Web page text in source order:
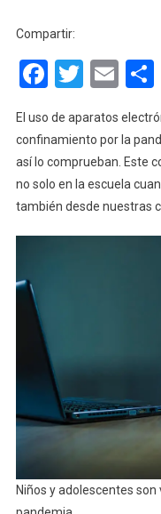
Compartir:
Facebook
Twitter
El uso de aparatos
confinamiento por la
así lo comprueban. Este
no solo en la escuela
también desde nuestras
Niños y adolescentes